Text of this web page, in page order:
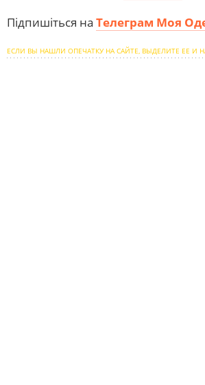
Підпишіться на Телеграм Моя
ЕСЛИ ВЫ НАШЛИ ОПЕЧАТКУ НА САЙТЕ, ВЫДЕЛИТЕ ЕЕ И